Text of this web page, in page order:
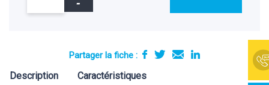
Partager la fiche :
Description Caractéristiques